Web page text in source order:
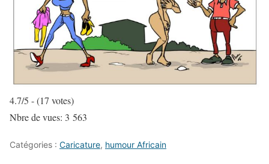
4.7/5 - (17 votes)
Nbre de vues: 3 563
Catégories : Caricature, humour Africain